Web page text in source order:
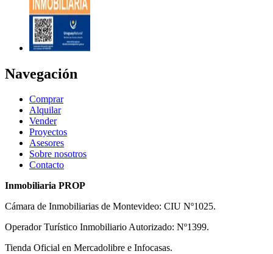
Navegación
Comprar
Alquilar
Vender
Proyectos
Asesores
Sobre nosotros
Contacto
Inmobiliaria PROP
Cámara de Inmobiliarias de Montevideo: CIU Nº1025.
Operador Turístico Inmobiliario Autorizado: Nº1399.
Tienda Oficial en Mercadolibre e Infocasas.